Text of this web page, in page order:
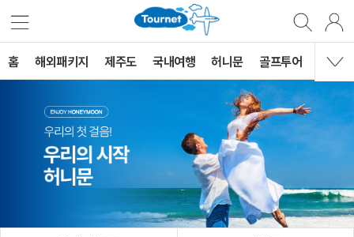
홈 해외패키지 제주도 국내여행 허니문 골프투어 MVG